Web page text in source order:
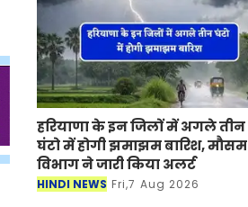
हरियाणा के इन जिलों में अगले तीन
घंटो में होगी झमाझम बारिश, मौसम
विभाग ने जारी किया अलर्ट
HINDI NEWS Fri,7 Aug 2026